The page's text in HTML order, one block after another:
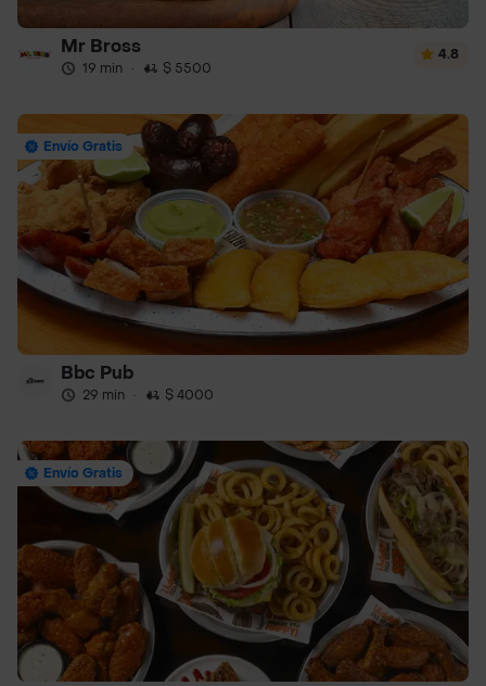
Mr Bross
19 min · $ 5500
4.8
Envío Gratis
Bbc Pub
29 min · $ 4000
Envío Gratis